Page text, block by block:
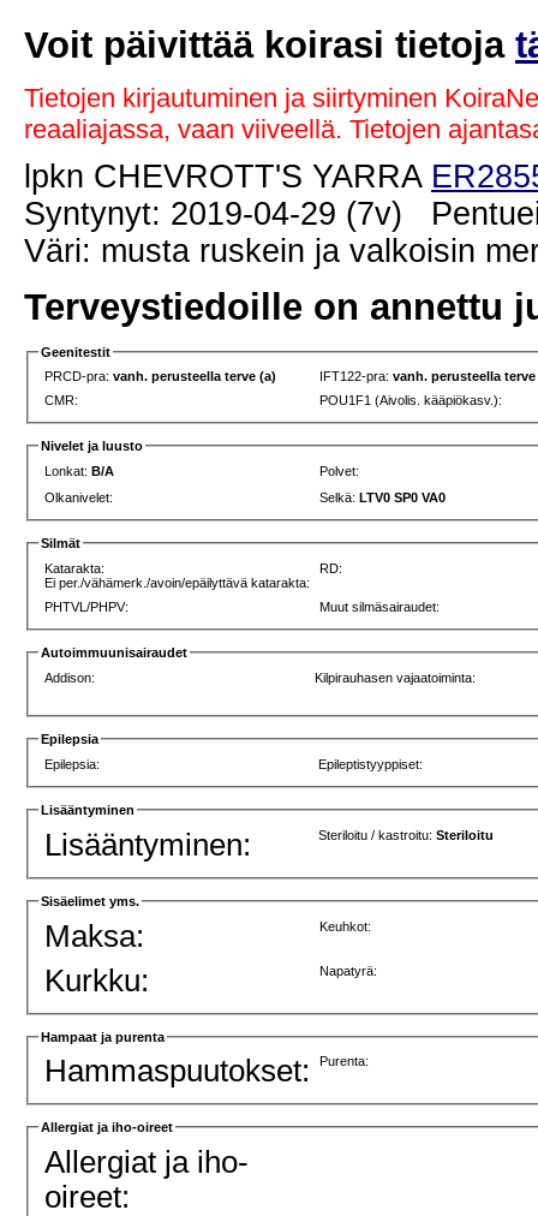
Voit päivittää koirasi tietoja
Tietojen kirjautuminen ja siirtyminen
reaaliajassa, vaan viiveellä. Tietojen
lpkn CHEVROTT'S YARRA
Syntynyt: 2019-04-29 (7v)
Väri: musta ruskein ja valkoisin
Terveystiedoille on annettu
Geenitestit
PRCD-pra:vanh. perusteella terve (a) IFT122-pra:vanh. perusteella terve
CMR:
POU1F1 (Aivolis. kääpiökasv.):
Nivelet ja luusto
Lonkat:B/A
Polvet:
Olkanivelet:
Selkä:LTV0 SP0 VA0
Silmät
Katarakta:
Ei per./vähämerk./avoin/epäilyttävä katarakta:
RD:
PHTVL/PHPV: Muut silmäsairaudet:
Autoimmuunisairaudet
Addison:
Kilpirauhasen vajaatoiminta:
Epilepsia
Epilepsia:
Epileptistyyppiset:
Lisääntyminen
Lisääntyminen: Steriloitu / kastroitu:Steriloitu
Sisäelimet yms.
Maksa: Keuhkot:
Kurkku: Napatyrä:
Hampaat ja purenta
Hammaspuutokset: Purenta:
Allergiat ja iho-oireet
Allergiat ja iho-
oireet: